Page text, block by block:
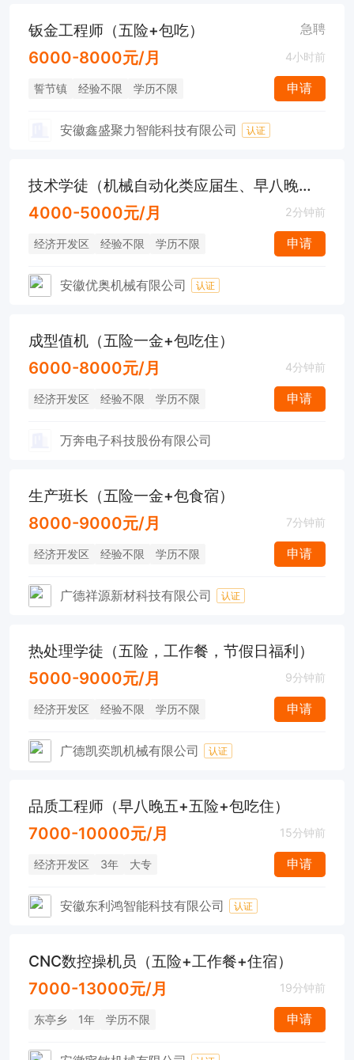
钣金工程师（五险+包吃） 急聘
6000-8000元/月 4小时前
誓节镇 经验不限 学历不限 申请
安徽鑫盛聚力智能科技有限公司 认证
技术学徒（机械自动化类应届生、早八晚五、五险，餐补、节日福利）
4000-5000元/月 2分钟前
经济开发区 经验不限 学历不限 申请
安徽优奥机械有限公司 认证
成型值机（五险一金+包吃住）
6000-8000元/月 4分钟前
经济开发区 经验不限 学历不限 申请
万奔电子科技股份有限公司
生产班长（五险一金+包食宿）
8000-9000元/月 7分钟前
经济开发区 经验不限 学历不限 申请
广德祥源新材科技有限公司 认证
热处理学徒（五险，工作餐，节假日福利）
5000-9000元/月 9分钟前
经济开发区 经验不限 学历不限 申请
广德凯奕凯机械有限公司 认证
品质工程师（早八晚五+五险+包吃住）
7000-10000元/月 15分钟前
经济开发区 3年 大专 申请
安徽东利鸿智能科技有限公司 认证
CNC数控操机员（五险+工作餐+住宿）
7000-13000元/月 19分钟前
东亭乡 1年 学历不限 申请